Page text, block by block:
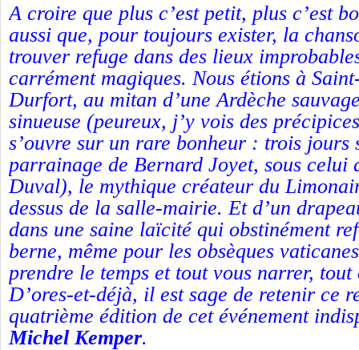
A croire que plus c’est petit, plus c’est
aussi que, pour toujours exister, la
trouver refuge dans des lieux
carrément magiques. Nous étions à
Durfort, au mitan d’une Ardèche
sinueuse (peureux, j’y vois des
s’ouvre sur un rare bonheur : trois jours
parrainage de Bernard Joyet, sous celui
Duval), le mythique créateur du
dessus de la salle-mairie. Et d’un
dans une saine laïcité qui obstinément
berne, même pour les obsèques
prendre le temps et tout vous narrer, tout
D’ores-et-déjà, il est sage de retenir ce
quatrième édition de cet événement
Michel Kemper.